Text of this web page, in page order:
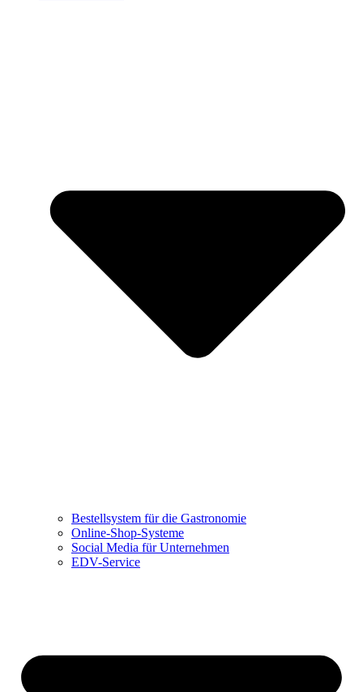
Bestellsystem für die Gastronomie
Online-Shop-Systeme
Social Media für Unternehmen
EDV-Service